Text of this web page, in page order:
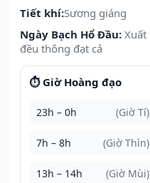
Tiết khí:Sương giáng
Ngày Bạch Hổ Đầu: Xuất
đều thông đạt cả
⏱️ Giờ Hoàng đạo
23h – 0h (Giờ Tí)
7h – 8h (Giờ Thìn)
13h – 14h (Giờ Mùi)